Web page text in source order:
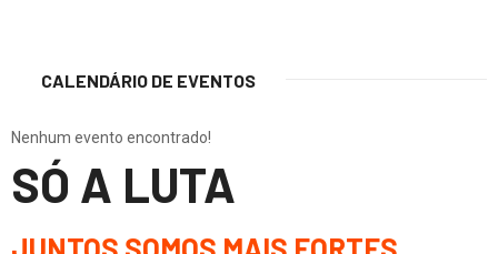
CALENDÁRIO DE EVENTOS
Nenhum evento encontrado!
SÓ A LUTA